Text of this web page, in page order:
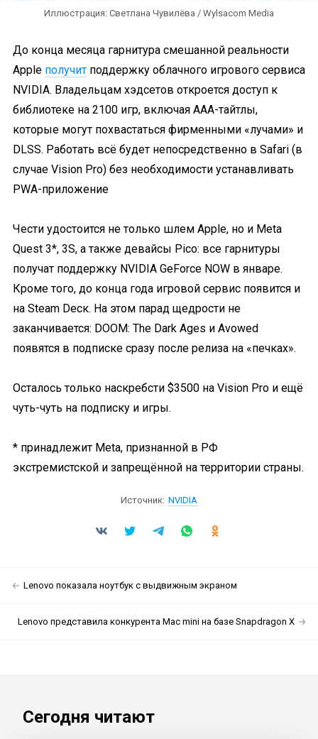
Иллюстрация: Светлана Чувилёва / Wylsacom Media
До конца месяца гарнитура смешанной реальности
Apple получит поддержку облачного игрового сервиса
NVIDIA. Владельцам хэдсетов откроется доступ к
библиотеке на 2100 игр, включая ААА-тайтлы,
которые могут похвастаться фирменными «лучами» и
DLSS. Работать всё будет непосредственно в Safari (в
случае Vision Pro) без необходимости устанавливать
PWA-приложение
Чести удостоится не только шлем Apple, но и Meta
Quest 3*, 3S, а также девайсы Pico: все гарнитуры
получат поддержку NVIDIA GeForce NOW в январе.
Кроме того, до конца года игровой сервис появится и
на Steam Decк. На этом парад щедрости не
заканчивается: DOOM: The Dark Ages и Avowed
появятся в подписке сразу после релиза на «печках».
Осталось только наскребсти $3500 на Vision Pro и ещё
чуть-чуть на подписку и игры.
* принадлежит Meta, признанной в РФ
экстремистской и запрещённой на территории страны.
Источник: NVIDIA
Lenovo показала ноутбук с выдвижным экраном
Lenovo представила конкурента Mac mini на базе Snapdragon X
Сегодня читают